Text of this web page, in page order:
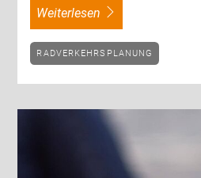
weiterlesen
RADVERKEHRSPLANUNG